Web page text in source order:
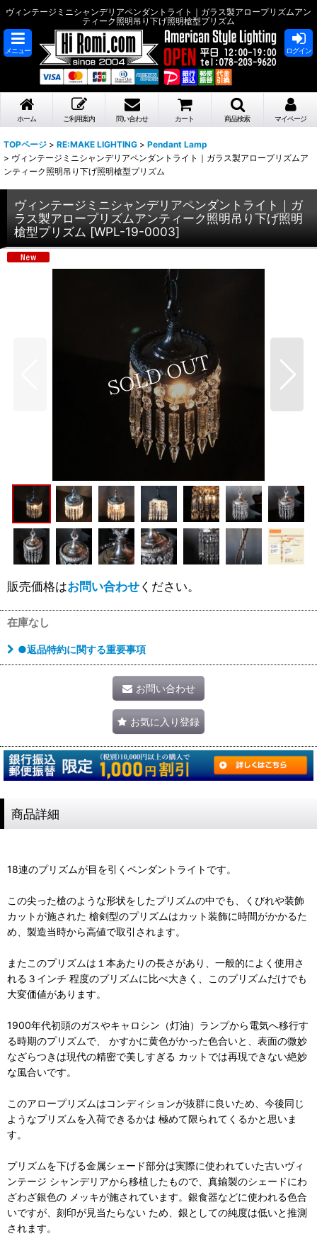
ヴィンテージミニシャンデリアペンダントライト｜ガラス製アロープリズムアン
ティーク照明吊り下げ照明槍型プリズム
メニュー ログイン
ホーム ご利用案内 問い合わせ カート 商品検索 マイページ
TOPページ > RE:MAKE LIGHTING > Pendant Lamp
> ヴィンテージミニシャンデリアペンダントライト｜ガラス製アロープリズムア
ンティーク照明吊り下げ照明槍型プリズム
ヴィンテージミニシャンデリアペンダントライト｜ガ
ラス製アロープリズムアンティーク照明吊り下げ照明
槍型プリズム [WPL-19-0003]
販売価格はお問い合わせください。
在庫なし
●返品特約に関する重要事項
お問い合わせ
お気に入り登録
商品詳細
18連のプリズムが目を引くペンダントライトです。
この尖った槍のような形状をしたプリズムの中でも、くびれや装飾
カットが施された 槍剣型のプリズムはカット装飾に時間がかかるた
め、製造当時から高値で取引されます。
またこのプリズムは１本あたりの長さがあり、一般的によく使用さ
れる３インチ 程度のプリズムに比べ大きく、このプリズムだけでも
大変価値があります。
1900年代初頭のガスやキャロシン（灯油）ランプから電気へ移行す
る時期のプリズムで、 かすかに黄色がかった色合いと、表面の微妙
なざらつきは現代の精密で美しすぎる カットでは再現できない絶妙
な風合いです。
このアロープリズムはコンディションが抜群に良いため、今後同じ
ようなプリズムを入荷できるかは 極めて限られてくるかと思いま
す。
プリズムを下げる金属シェード部分は実際に使われていた古いヴィ
ンテージ シャンデリアから移植したもので、真鍮製のシェードにわ
ざわざ銀色の メッキが施されています。銀食器などに使われる色合
いですが、刻印が見当たらない ため、銀としての純度は低いと推測
されます。